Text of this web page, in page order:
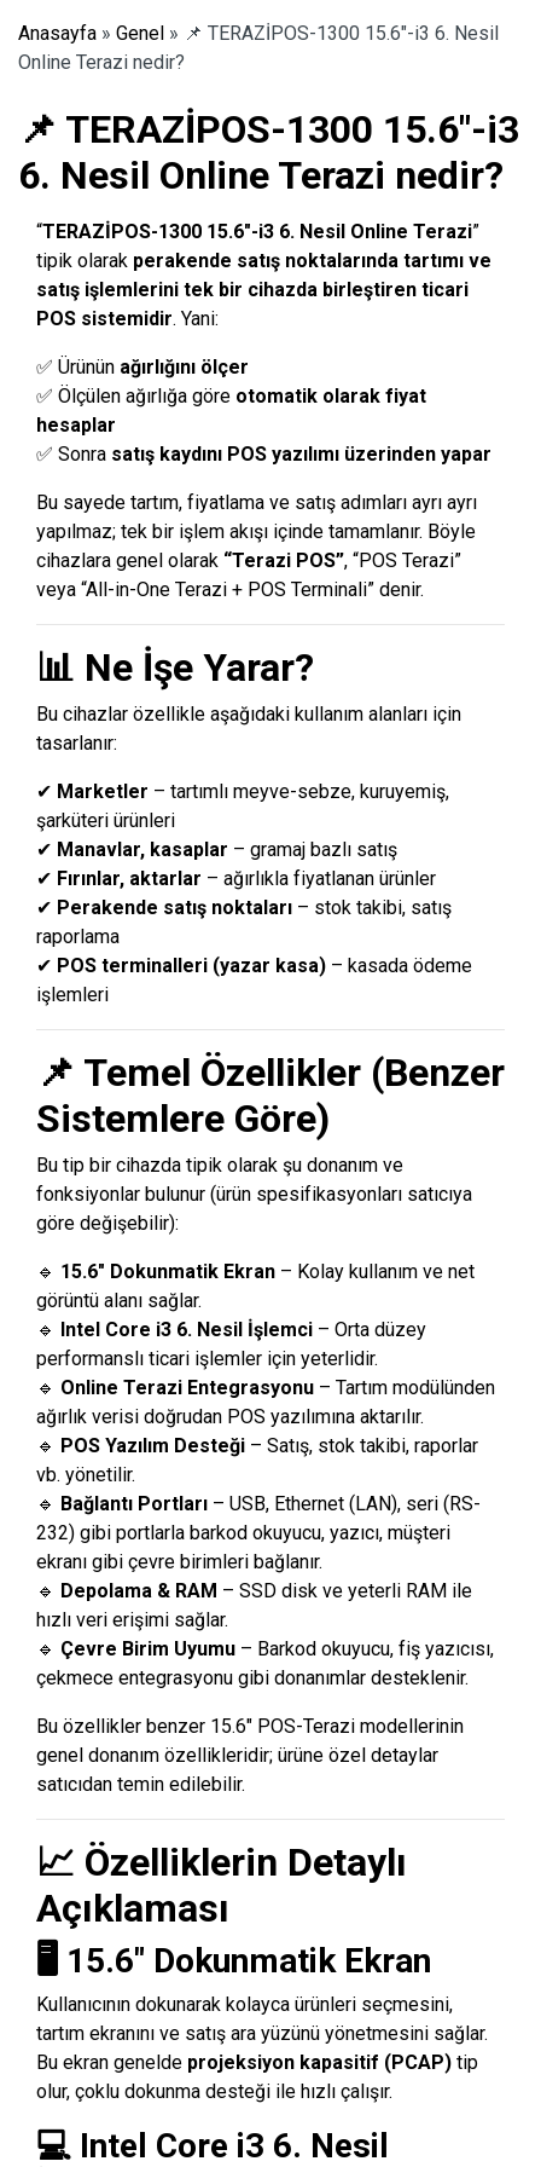
Anasayfa » Genel » 📌 TERAZİPOS-1300 15.6″-i3 6. Nesil
Online Terazi nedir?
📌 TERAZİPOS-1300 15.6″-i3
6. Nesil Online Terazi nedir?
“TERAZİPOS-1300 15.6″-i3 6. Nesil Online Terazi”
tipik olarak perakende satış noktalarında tartımı ve
satış işlemlerini tek bir cihazda birleştiren ticari
POS sistemidir. Yani:
✅ Ürünün ağırlığını ölçer
✅ Ölçülen ağırlığa göre otomatik olarak fiyat
hesaplar
✅ Sonra satış kaydını POS yazılımı üzerinden yapar
Bu sayede tartım, fiyatlama ve satış adımları ayrı ayrı
yapılmaz; tek bir işlem akışı içinde tamamlanır. Böyle
cihazlara genel olarak “Terazi POS”, “POS Terazi”
veya “All-in-One Terazi + POS Terminali” denir.
📊 Ne İşe Yarar?
Bu cihazlar özellikle aşağıdaki kullanım alanları için
tasarlanır:
✔ Marketler – tartımlı meyve-sebze, kuruyemiş,
şarküteri ürünleri
✔ Manavlar, kasaplar – gramaj bazlı satış
✔ Fırınlar, aktarlar – ağırlıkla fiyatlanan ürünler
✔ Perakende satış noktaları – stok takibi, satış
raporlama
✔ POS terminalleri (yazar kasa) – kasada ödeme
işlemleri
📌 Temel Özellikler (Benzer
Sistemlere Göre)
Bu tip bir cihazda tipik olarak şu donanım ve
fonksiyonlar bulunur (ürün spesifikasyonları satıcıya
göre değişebilir):
🔹 15.6″ Dokunmatik Ekran – Kolay kullanım ve net
görüntü alanı sağlar.
🔹 Intel Core i3 6. Nesil İşlemci – Orta düzey
performanslı ticari işlemler için yeterlidir.
🔹 Online Terazi Entegrasyonu – Tartım modülünden
ağırlık verisi doğrudan POS yazılımına aktarılır.
🔹 POS Yazılım Desteği – Satış, stok takibi, raporlar
vb. yönetilir.
🔹 Bağlantı Portları – USB, Ethernet (LAN), seri (RS-
232) gibi portlarla barkod okuyucu, yazıcı, müşteri
ekranı gibi çevre birimleri bağlanır.
🔹 Depolama & RAM – SSD disk ve yeterli RAM ile
hızlı veri erişimi sağlar.
🔹 Çevre Birim Uyumu – Barkod okuyucu, fiş yazıcısı,
çekmece entegrasyonu gibi donanımlar desteklenir.
Bu özellikler benzer 15.6″ POS-Terazi modellerinin
genel donanım özellikleridir; ürüne özel detaylar
satıcıdan temin edilebilir.
📈 Özelliklerin Detaylı
Açıklaması
🖥️ 15.6″ Dokunmatik Ekran
Kullanıcının dokunarak kolayca ürünleri seçmesini,
tartım ekranını ve satış ara yüzünü yönetmesini sağlar.
Bu ekran genelde projeksiyon kapasitif (PCAP) tip
olur, çoklu dokunma desteği ile hızlı çalışır.
💻 Intel Core i3 6. Nesil